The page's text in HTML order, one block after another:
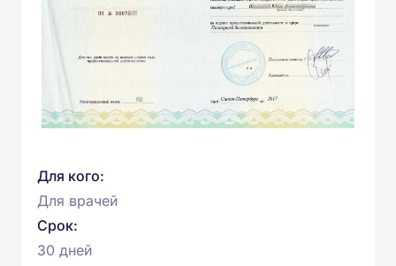
Для кого:
Для врачей
Срок:
30 дней